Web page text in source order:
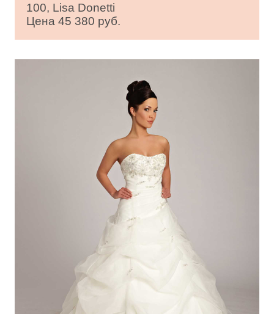
100, Lisa Donetti
Цена 45 380 руб.